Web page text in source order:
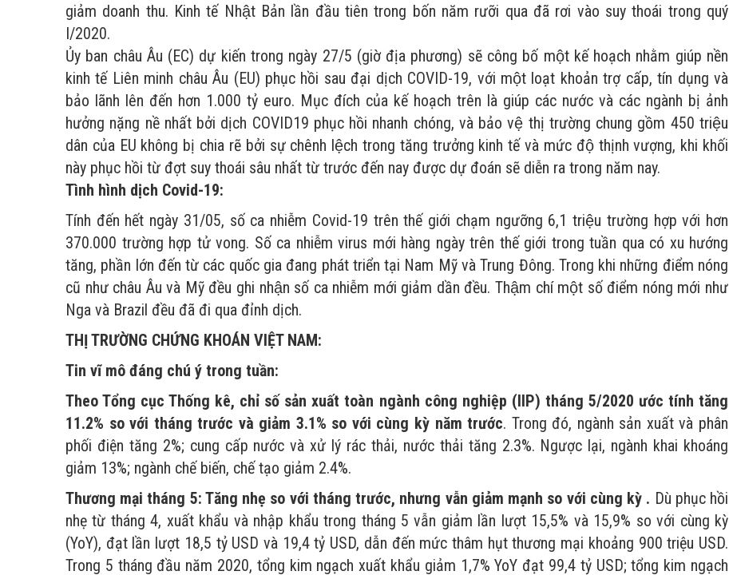
giảm doanh thu. Kinh tế Nhật Bản lần đầu tiên trong bốn năm rưỡi qua đã rơi vào suy thoái trong quý
I/2020.
Ủy ban châu Âu (EC) dự kiến trong ngày 27/5 (giờ địa phương) sẽ công bố một kế hoạch nhằm giúp nền
kinh tế Liên minh châu Âu (EU) phục hồi sau đại dịch COVID-19, với một loạt khoản trợ cấp, tín dụng và
bảo lãnh lên đến hơn 1.000 tỷ euro. Mục đích của kế hoạch trên là giúp các nước và các ngành bị ảnh
hưởng nặng nề nhất bởi dịch COVID19 phục hồi nhanh chóng, và bảo vệ thị trường chung gồm 450 triệu
dân của EU không bị chia rẽ bởi sự chênh lệch trong tăng trưởng kinh tế và mức độ thịnh vượng, khi khối
này phục hồi từ đợt suy thoái sâu nhất từ trước đến nay được dự đoán sẽ diễn ra trong năm nay.
Tình hình dịch Covid-19:
Tính đến hết ngày 31/05, số ca nhiễm Covid-19 trên thế giới chạm ngưỡng 6,1 triệu trường hợp với hơn
370.000 trường hợp tử vong. Số ca nhiễm virus mới hàng ngày trên thế giới trong tuần qua có xu hướng
tăng, phần lớn đến từ các quốc gia đang phát triển tại Nam Mỹ và Trung Đông. Trong khi những điểm nóng
cũ như châu Âu và Mỹ đều ghi nhận số ca nhiễm mới giảm dần đều. Thậm chí một số điểm nóng mới như
Nga và Brazil đều đã đi qua đỉnh dịch.
THỊ TRƯỜNG CHỨNG KHOÁN VIỆT NAM:
Tin vĩ mô đáng chú ý trong tuần:
Theo Tổng cục Thống kê, chỉ số sản xuất toàn ngành công nghiệp (IIP) tháng 5/2020 ước tính tăng
11.2% so với tháng trước và giảm 3.1% so với cùng kỳ năm trước. Trong đó, ngành sản xuất và phân
phối điện tăng 2%; cung cấp nước và xử lý rác thải, nước thải tăng 2.3%. Ngược lại, ngành khai khoáng
giảm 13%; ngành chế biến, chế tạo giảm 2.4%.
Thương mại tháng 5: Tăng nhẹ so với tháng trước, nhưng vẫn giảm mạnh so với cùng kỳ . Dù phục hồi
nhẹ từ tháng 4, xuất khẩu và nhập khẩu trong tháng 5 vẫn giảm lần lượt 15,5% và 15,9% so với cùng kỳ
(YoY), đạt lần lượt 18,5 tỷ USD và 19,4 tỷ USD, dẫn đến mức thâm hụt thương mại khoảng 900 triệu USD.
Trong 5 tháng đầu năm 2020, tổng kim ngạch xuất khẩu giảm 1,7% YoY đạt 99,4 tỷ USD; tổng kim ngạch